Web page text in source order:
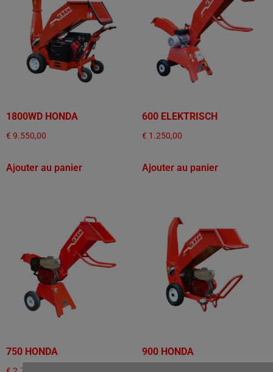
1800WD HONDA
€ 9.550,00
Ajouter au panier
600 ELEKTRISCH
€ 1.250,00
Ajouter au panier
750 HONDA 900 HONDA